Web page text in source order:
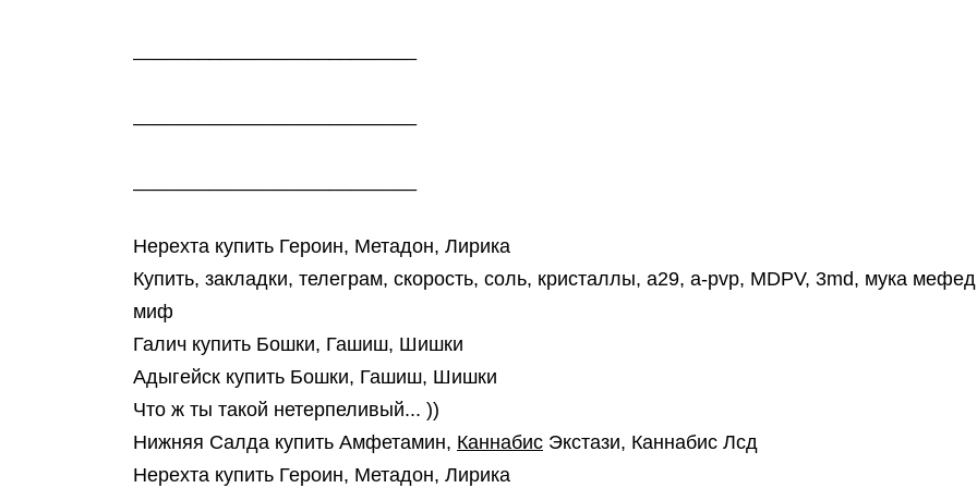
Нерехта купить Героин, Метадон, Лирика
Купить, закладки, телеграм, скорость, соль, кристаллы, a29, a-pvp, MDPV, 3md, мука
миф
Галич купить Бошки, Гашиш, Шишки
Адыгейск купить Бошки, Гашиш, Шишки
Что ж ты такой нетерпеливый... ))
Нижняя Салда купить Амфетамин, Каннабис Экстази, Каннабис Лсд
Нерехта купить Героин, Метадон, Лирика